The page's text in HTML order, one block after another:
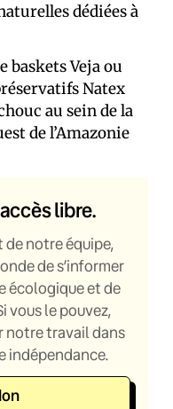
dédiées à
baskets Veja ou
Natex
au sein de la
de l’Amazonie
libre.
de notre équipe,
de s’informer
écologique et de
vous le pouvez,
notre travail dans
indépendance.